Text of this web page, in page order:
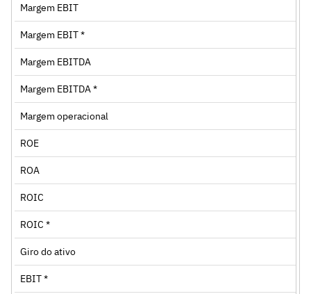
Margem EBIT
Margem EBIT *
Margem EBITDA
Margem EBITDA *
Margem operacional
ROE
ROA
ROIC
ROIC *
Giro do ativo
EBIT *